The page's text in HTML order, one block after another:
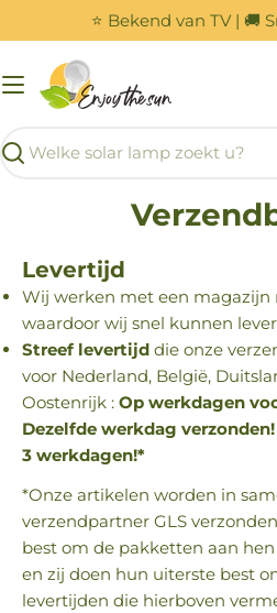
naar
inhoud
⭐ Bekend van TV | 🚚
Zoeken
Levertijd
Wij werken met een magazijn
waardoor wij snel kunnen
Streef levertijd die onze
voor Nederland, België,
Oostenrijk : Op werkdagen
Dezelfde werkdag
3 werkdagen!*
*Onze artikelen worden in
verzendpartner GLS
best om de pakketten aan
en zij doen hun uiterste best
levertijden die hierboven